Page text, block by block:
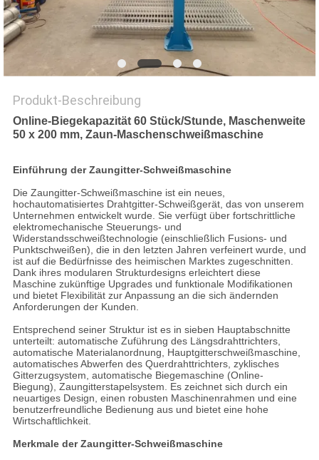
Produkt-Beschreibung
Online-Biegekapazität 60 Stück/Stunde, Maschenweite
50 x 200 mm, Zaun-Maschenschweißmaschine
Einführung der Zaungitter-Schweißmaschine
Die Zaungitter-Schweißmaschine ist ein neues,
hochautomatisiertes Drahtgitter-Schweißgerät, das von unserem
Unternehmen entwickelt wurde. Sie verfügt über fortschrittliche
elektromechanische Steuerungs- und
Widerstandsschweißtechnologie (einschließlich Fusions- und
Punktschweißen), die in den letzten Jahren verfeinert wurde, und
ist auf die Bedürfnisse des heimischen Marktes zugeschnitten.
Dank ihres modularen Strukturdesigns erleichtert diese
Maschine zukünftige Upgrades und funktionale Modifikationen
und bietet Flexibilität zur Anpassung an die sich ändernden
Anforderungen der Kunden.
Entsprechend seiner Struktur ist es in sieben Hauptabschnitte
unterteilt: automatische Zuführung des Längsdrahttrichters,
automatische Materialanordnung, Hauptgitterschweißmaschine,
automatisches Abwerfen des Querdrahttrichters, zyklisches
Gitterzugsystem, automatische Biegemaschine (Online-
Biegung), Zaungitterstapelsystem. Es zeichnet sich durch ein
neuartiges Design, einen robusten Maschinenrahmen und eine
benutzerfreundliche Bedienung aus und bietet eine hohe
Wirtschaftlichkeit.
Merkmale der Zaungitter-Schweißmaschine